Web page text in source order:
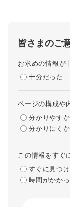
皆さまのご
お求めの情報が
十分だった
ページの構成や
分かりやす
分かりにく
この情報をすぐ
すぐに見つ
時間がかか